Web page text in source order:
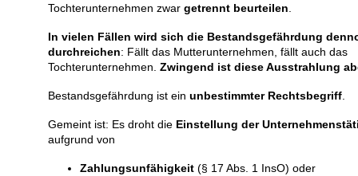
Tochterunternehmen zwar getrennt beurteilen
In vielen Fällen wird sich die Bestandsgefährdung
durchreichen: Fällt das Mutterunternehmen, fällt auch das
Tochterunternehmen. Zwingend ist diese Ausstrahlung
Bestandsgefährdung ist ein unbestimmter Rechtsbegriff
Gemeint ist: Es droht die Einstellung der
aufgrund von
Zahlungsunfähigkeit (§ 17 Abs. 1 InsO) oder